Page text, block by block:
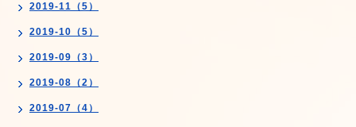
2019-11（5）
2019-10（5）
2019-09（3）
2019-08（2）
2019-07（4）